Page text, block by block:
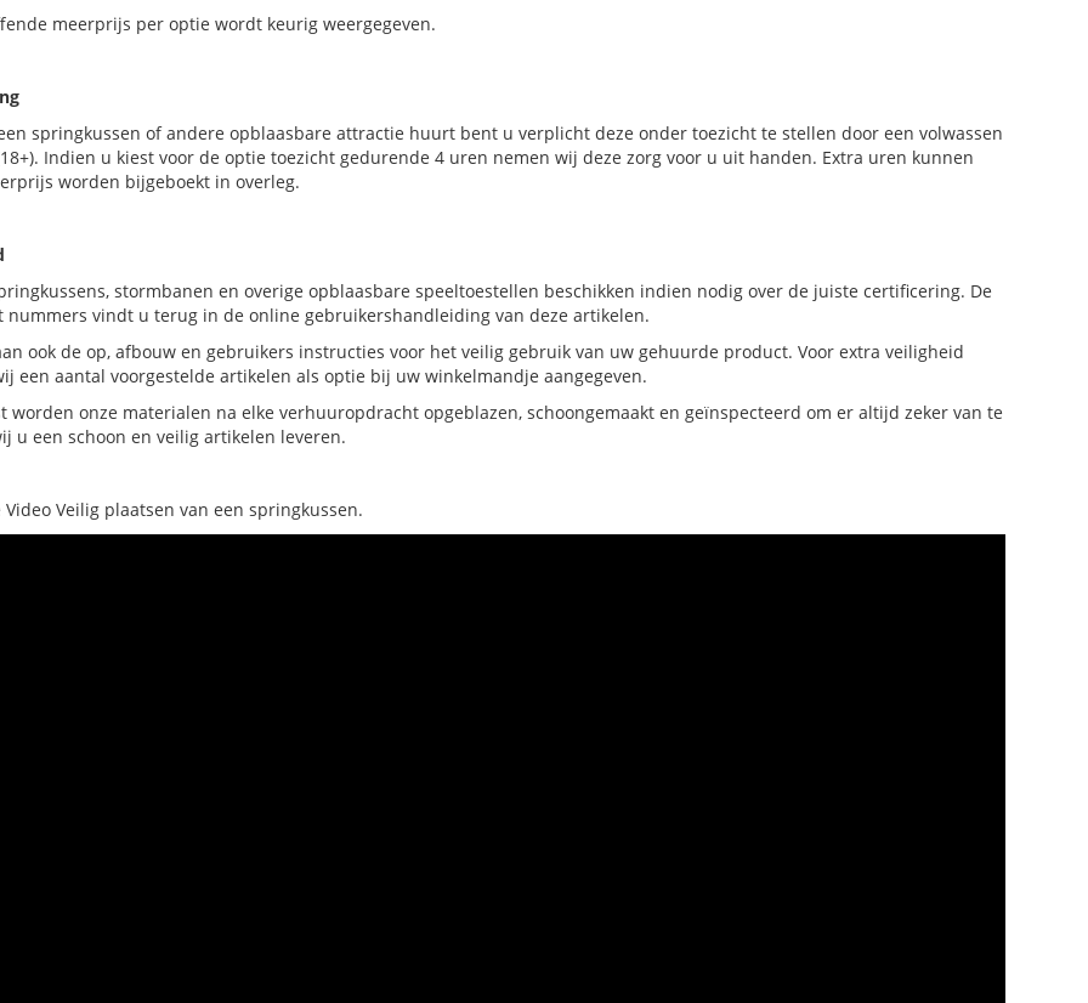
meerprijs per optie wordt keurig weergegeven.
springkussen of andere opblaasbare attractie huurt bent u verplicht deze onder toezicht te stellen door een volwassen
Indien u kiest voor de optie toezicht gedurende 4 uren nemen wij deze zorg voor u uit handen. Extra uren kunnen
worden bijgeboekt in overleg.
stormbanen en overige opblaasbare speeltoestellen beschikken indien nodig over de juiste certificering. De
nummers vindt u terug in de online gebruikershandleiding van deze artikelen.
ook de op, afbouw en gebruikers instructies voor het veilig gebruik van uw gehuurde product. Voor extra veiligheid
een aantal voorgestelde artikelen als optie bij uw winkelmandje aangegeven.
worden onze materialen na elke verhuuropdracht opgeblazen, schoongemaakt en geïnspecteerd om er altijd zeker van te
u een schoon en veilig artikelen leveren.
Veilig plaatsen van een springkussen.